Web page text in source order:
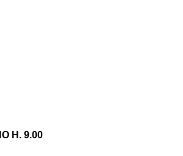
H. 9.00